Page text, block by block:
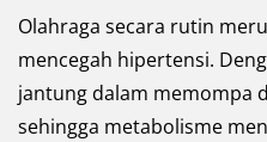
Olahraga secara rutin
mencegah hipertensi.
jantung dalam memompa
sehingga metabolisme